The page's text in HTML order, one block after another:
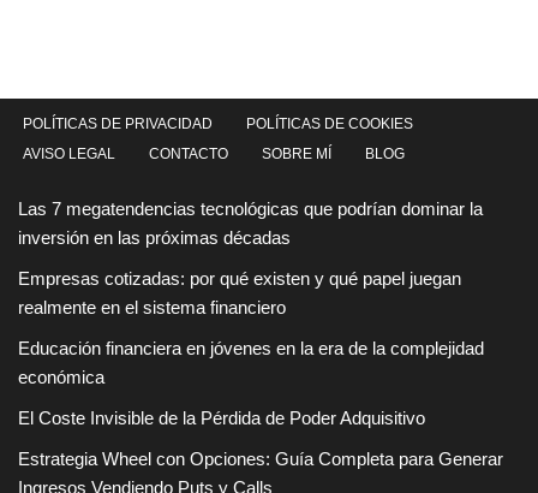
POLÍTICAS DE PRIVACIDAD
POLÍTICAS DE COOKIES
AVISO LEGAL
CONTACTO SOBRE MÍ BLOG
Las 7 megatendencias tecnológicas que podrían dominar la
inversión en las próximas décadas
Empresas cotizadas: por qué existen y qué papel juegan
realmente en el sistema financiero
Educación financiera en jóvenes en la era de la complejidad
económica
El Coste Invisible de la Pérdida de Poder Adquisitivo
Estrategia Wheel con Opciones: Guía Completa para Generar
Ingresos Vendiendo Puts y Calls